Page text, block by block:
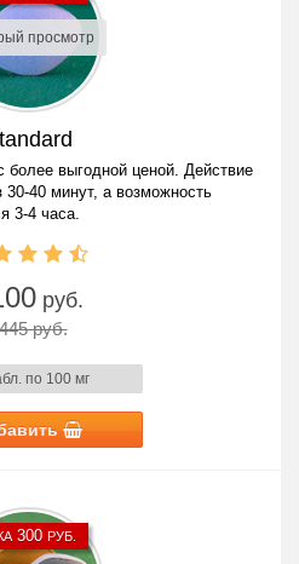
просмотр
выгодной ценой. Действие
30-40 минут, а возможность
3-4 часа.
руб.
руб.
по 100 мг
300 РУБ.